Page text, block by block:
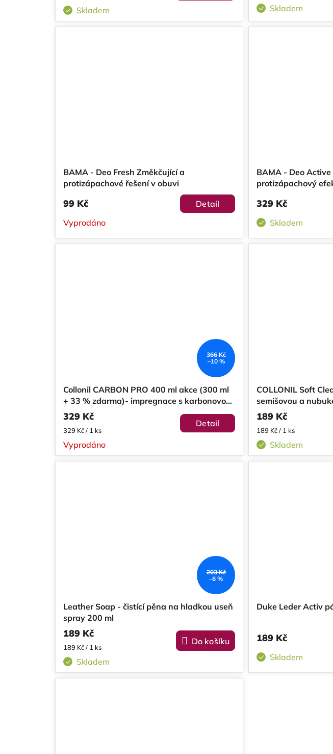
t
Skladem
Skladem
BAMA - Deo Fresh Změkčující a
protizápachové řešení v obuvi
99 Kč
Detail
Vyprodáno
BAMA - Deo
protizápachový
329 Kč
Skladem
366 Kč
–10 %
Collonil CARBON PRO 400 ml akce (300 ml
+ 33 % zdarma)- impregnace s karbonovou
technologií
329 Kč
Měrná
329 Kč / 1 ks
Detail
Vyprodáno
COLLONIL Soft
semišovou a
189 Kč
Měrná
cena:
189 Kč / 1 ks
Skladem
203 Kč
–6 %
Leather Soap - čistící pěna na hladkou useň
spray 200 ml
189 Kč
Měrná
cena:
189 Kč / 1 ks
Do košíku
Skladem
Duke Leder Activ
189 Kč
Skladem